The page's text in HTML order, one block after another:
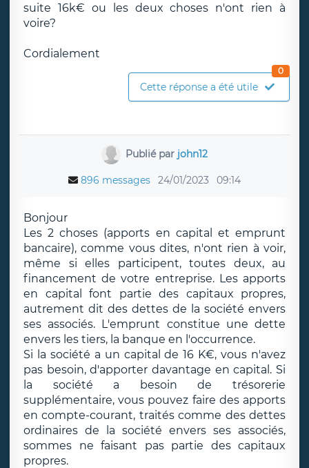
suite 16k€ ou les deux choses n'ont rien à
voire?
Cordialement
Cette réponse a été utile
0
Publié par john12
896 messages 24/01/2023 09:14
Bonjour
Les 2 choses (apports en capital et emprunt
bancaire), comme vous dites, n'ont rien à voir,
même si elles participent, toutes deux, au
financement de votre entreprise. Les apports
en capital font partie des capitaux propres,
autrement dit des dettes de la société envers
ses associés. L'emprunt constitue une dette
envers les tiers, la banque en l'occurrence.
Si la société a un capital de 16 K€, vous n'avez
pas besoin, d'apporter davantage en capital. Si
la société a besoin de trésorerie
supplémentaire, vous pouvez faire des apports
en compte-courant, traités comme des dettes
ordinaires de la société envers ses associés,
sommes ne faisant pas partie des capitaux
propres.